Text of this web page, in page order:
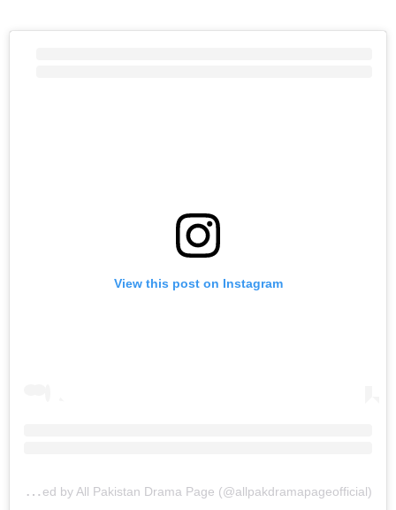
View this post on Instagram
A
post shared by All Pakistan Drama Page (@allpakdramapageofficial)